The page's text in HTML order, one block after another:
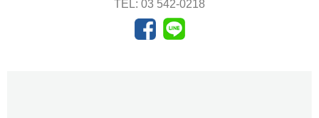
TEL: 03 542-0218